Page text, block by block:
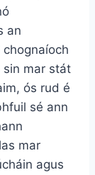
an
sin mar stát
ós rud é
sé ann
mar
agus